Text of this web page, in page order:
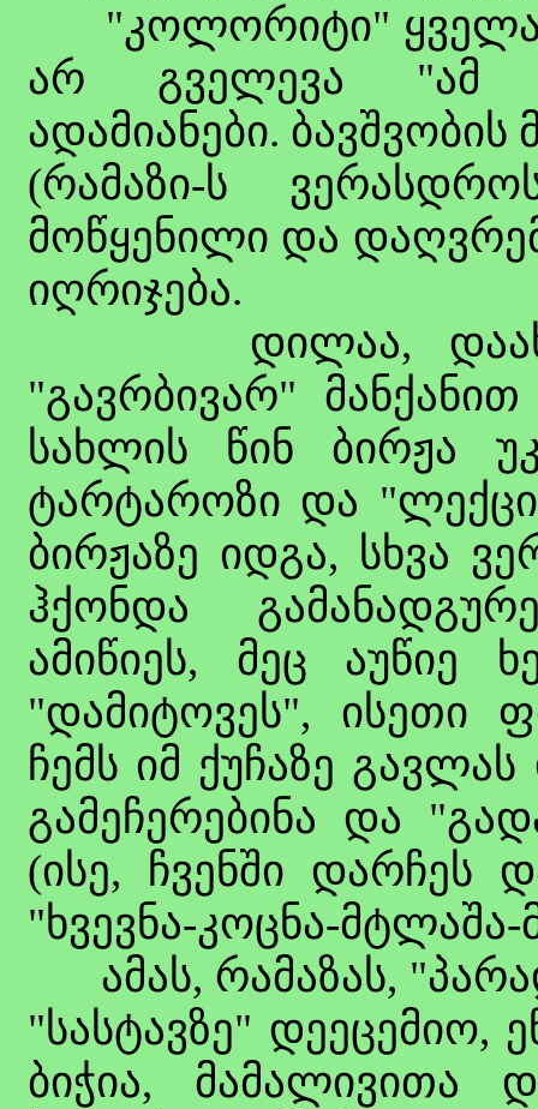
"კოლორიტი" ყველა
არ გველევა "ამ
ადამიანები. ბავშვობის
(რამაზი-ს
მოწყენილი და
იღრიჯება.
დილაა,
"გავრბივარ"
სახლის წინ ბირჟა
ტარტაროზი და
ბირჟაზე იდგა, სხვა
ჰქონდა
ამიწიეს, მეც აუწიე
"დამიტოვეს", ისეთი
ჩემს იმ ქუჩაზე
გამეჩერებინა და
(ისე, ჩვენში დარჩეს
"ხვევნა-კოცნა-
ამას, რამაზას,
"სასტავზე" დეეცემიო,
ბიჭია, მამალივითა